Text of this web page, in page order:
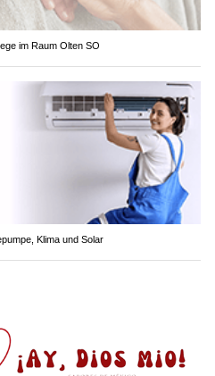
im Raum Olten SO
Klima und Solar